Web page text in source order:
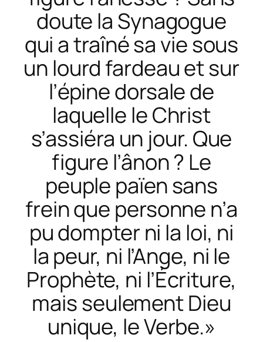
doute la Synagogue
qui a traîné sa vie sous
un lourd fardeau et sur
l’épine dorsale de
laquelle le Christ
s’assiéra un jour. Que
figure l’ânon ? Le
peuple païen sans
frein que personne n’a
pu dompter ni la loi, ni
la peur, ni l’Ange, ni le
Prophète, ni l’Écriture,
mais seulement Dieu
unique, le Verbe.»